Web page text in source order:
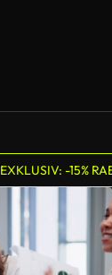
EXKLUSIV: -15%